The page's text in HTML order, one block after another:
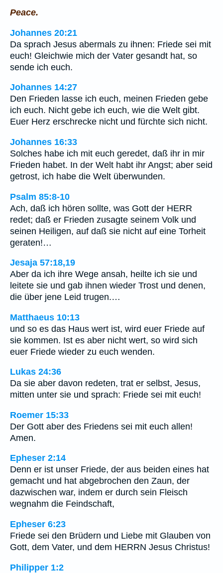
Peace.
Johannes 20:21
Da sprach Jesus abermals zu ihnen: Friede sei mit
euch! Gleichwie mich der Vater gesandt hat, so
sende ich euch.
Johannes 14:27
Den Frieden lasse ich euch, meinen Frieden gebe
ich euch. Nicht gebe ich euch, wie die Welt gibt.
Euer Herz erschrecke nicht und fürchte sich nicht.
Johannes 16:33
Solches habe ich mit euch geredet, daß ihr in mir
Frieden habet. In der Welt habt ihr Angst; aber seid
getrost, ich habe die Welt überwunden.
Psalm 85:8-10
Ach, daß ich hören sollte, was Gott der HERR
redet; daß er Frieden zusagte seinem Volk und
seinen Heiligen, auf daß sie nicht auf eine Torheit
geraten!…
Jesaja 57:18,19
Aber da ich ihre Wege ansah, heilte ich sie und
leitete sie und gab ihnen wieder Trost und denen,
die über jene Leid trugen.…
Matthaeus 10:13
und so es das Haus wert ist, wird euer Friede auf
sie kommen. Ist es aber nicht wert, so wird sich
euer Friede wieder zu euch wenden.
Lukas 24:36
Da sie aber davon redeten, trat er selbst, Jesus,
mitten unter sie und sprach: Friede sei mit euch!
Roemer 15:33
Der Gott aber des Friedens sei mit euch allen!
Amen.
Epheser 2:14
Denn er ist unser Friede, der aus beiden eines hat
gemacht und hat abgebrochen den Zaun, der
dazwischen war, indem er durch sein Fleisch
wegnahm die Feindschaft,
Epheser 6:23
Friede sei den Brüdern und Liebe mit Glauben von
Gott, dem Vater, und dem HERRN Jesus Christus!
Philipper 1:2